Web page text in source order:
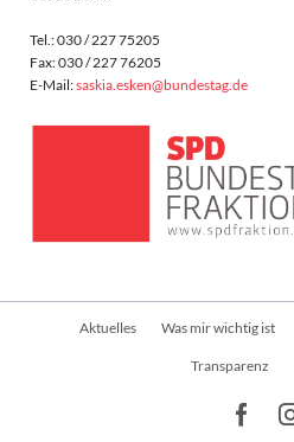
Tel.: 030 / 227 75205
Fax: 030 / 227 76205
E-Mail:saskia.esken@bundestag.de
Navigation
Aktuelles Was mir wichtig ist
Transparenz